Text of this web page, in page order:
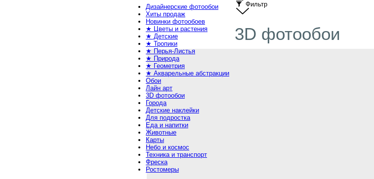
Дизайнерские фотообои
Хиты продаж
Новинки фотообоев
★ Цветы и растения
★ Детские
★ Тропики
★ Перья-Листья
★ Природа
★ Геометрия
★ Акварельные абстракции
Обои
Лайн арт
3D фотообои
Города
Детские наклейки
Для подростка
Еда и напитки
Животные
Карты
Небо и космос
Техника и транспорт
Фреска
Ростомеры
Фильтр
3D фотообои